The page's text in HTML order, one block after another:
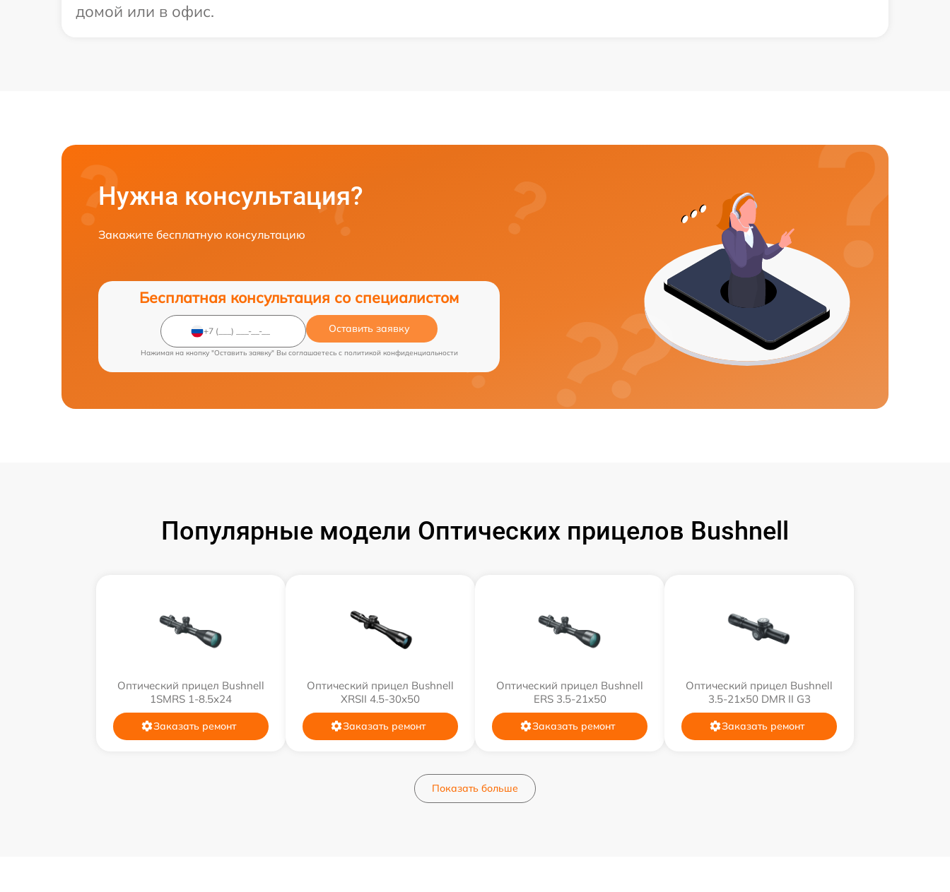
домой или в офис.
Нужна консультация?
Закажите бесплатную консультацию
Бесплатная консультация со специалистом
Оставить заявку
Нажимая на кнопку "Оставить заявку" Вы соглашаетесь c политикой конфиденциальности
Популярные модели Оптических прицелов Bushnell
Оптический прицел Bushnell
1SMRS 1-8.5x24
Заказать ремонт
Оптический прицел Bushnell
XRSII 4.5-30x50
Заказать ремонт
Оптический прицел Bushnell
ERS 3.5-21x50
Заказать ремонт
Оптический прицел Bushnell
3.5-21x50 DMR II G3
Заказать ремонт
Показать больше